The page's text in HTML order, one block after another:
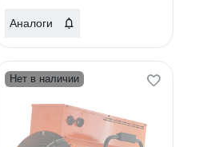
Аналоги
Нет в наличии